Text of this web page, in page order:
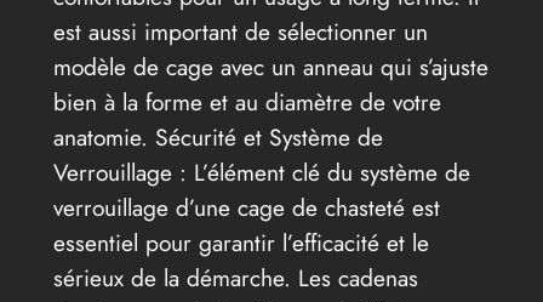
est aussi important de sélectionner un
modèle de cage avec un anneau qui s’ajuste
bien à la forme et au diamètre de votre
anatomie. Sécurité et Système de
Verrouillage : L’élément clé du système de
verrouillage d’une cage de chasteté est
essentiel pour garantir l’efficacité et le
sérieux de la démarche. Les cadenas